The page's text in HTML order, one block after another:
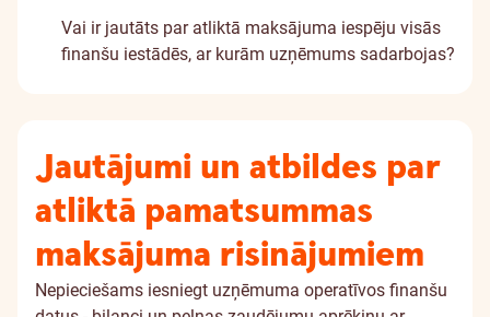
Vai ir jautāts par atliktā maksājuma iespēju visās
finanšu iestādēs, ar kurām uzņēmums sadarbojas?
Jautājumi un atbildes par
atliktā pamatsummas
maksājuma risinājumiem
Nepieciešams iesniegt uzņēmuma operatīvos finanšu